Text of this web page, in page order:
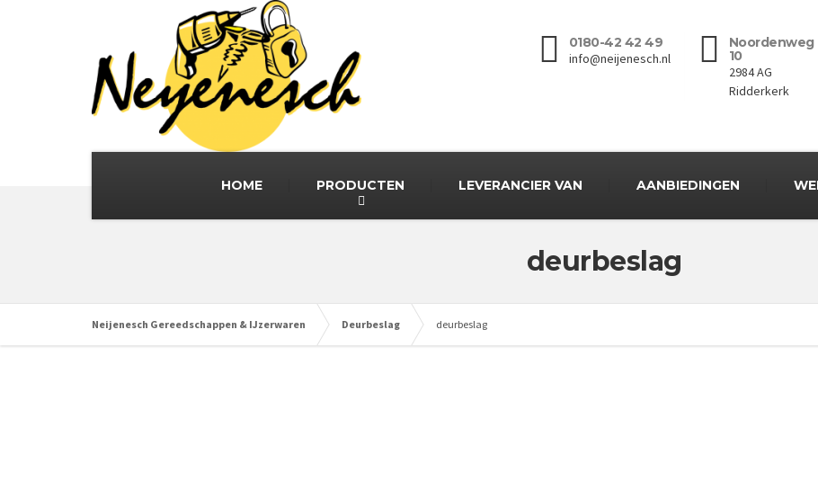
0180-42 42 49
info@neijenesch.nl
Noordenweg
10
2984 AG
Ridderkerk
HOME PRODUCTEN LEVERANCIER VAN AANBIEDINGEN
deurbeslag
Neijenesch Gereedschappen & IJzerwaren Deurbeslag deurbeslag